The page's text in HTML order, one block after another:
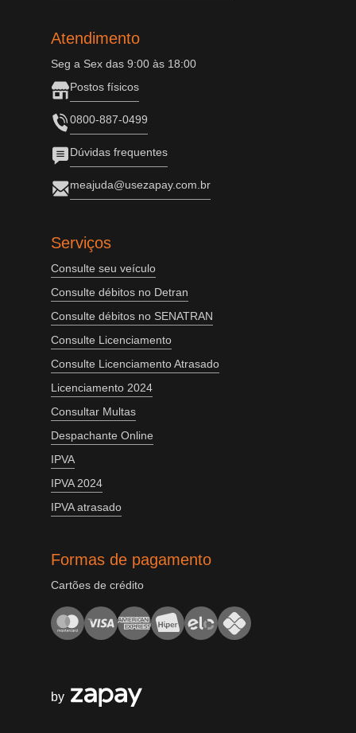
Atendimento
Seg a Sex das 9:00 às 18:00
Postos físicos
0800-887-0499
Dúvidas frequentes
meajuda@usezapay.com.br
Serviços
Consulte seu veículo
Consulte débitos no Detran
Consulte débitos no SENATRAN
Consulte Licenciamento
Consulte Licenciamento Atrasado
Licenciamento 2024
Consultar Multas
Despachante Online
IPVA
IPVA 2024
IPVA atrasado
Formas de pagamento
Cartões de crédito
by